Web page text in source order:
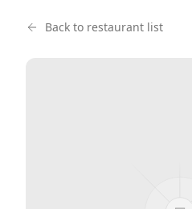
Back to restaurant list